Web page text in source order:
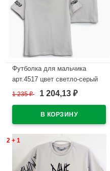
Футболка для мальчика
арт.4517 цвет светло-серый
В наличии
1 235₽ 1 204,13 ₽
2 + 1